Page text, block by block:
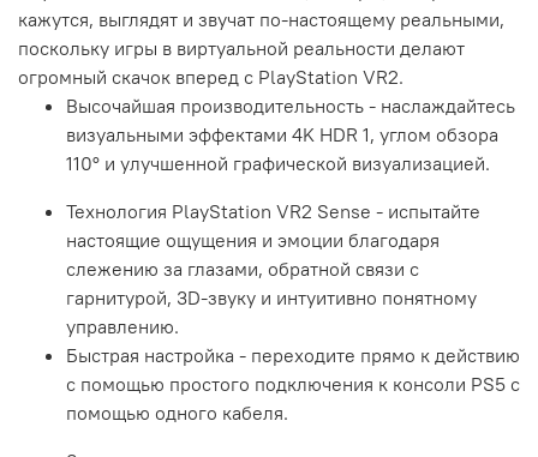
кажутся, выглядят и звучат по-настоящему реальными,
поскольку игры в виртуальной реальности делают
огромный скачок вперед с PlayStation VR2.
Высочайшая производительность - наслаждайтесь
визуальными эффектами 4K HDR 1, углом обзора
110° и улучшенной графической визуализацией.
Технология PlayStation VR2 Sense - испытайте
настоящие ощущения и эмоции благодаря
слежению за глазами, обратной связи с
гарнитурой, 3D-звуку и интуитивно понятному
управлению.
Быстрая настройка - переходите прямо к действию
с помощью простого подключения к консоли PS5 с
помощью одного кабеля.